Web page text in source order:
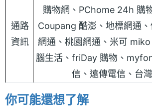
通路
資訊
購物網、PChome 24h 購
Coupang 酷澎、地標網通
網通、桃園網通、米可
腦生活、friDay 購物、
信、遠傳電信、台
你可能還想了解